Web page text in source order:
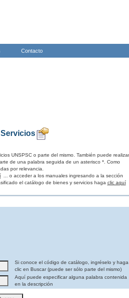
Contacto
UNSPSC o parte del mismo. También puede
de una palabra seguida de un asterisco *. Como
por relevancia.
... o acceder a los manuales ingresando a la sección
el catálogo de bienes y servicios haga clic aquí
Si conoce el código de catálogo, ingréselo y haga
clic en Buscar (puede ser sólo parte del mismo)
Aquí puede especificar alguna palabra contenida
en la descripción